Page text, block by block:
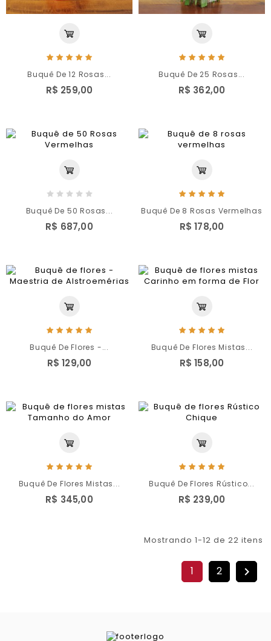
Buquê De 12 Rosas...
R$ 259,00
Buquê De 25 Rosas...
R$ 362,00
Buquê De 50 Rosas...
R$ 687,00
Buquê De 8 Rosas Vermelhas
R$ 178,00
Buquê De Flores -...
R$ 129,00
Buquê De Flores Mistas...
R$ 158,00
Buquê De Flores Mistas...
R$ 345,00
Buquê De Flores Rústico...
R$ 239,00
Mostrando 1-12 de 22 itens
1 2 